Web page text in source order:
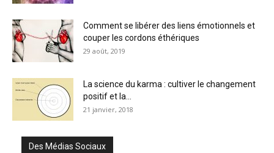
Comment se libérer des liens émotionnels et
couper les cordons éthériques
29 août, 2019
La science du karma : cultiver le changement
positif et la...
21 janvier, 2018
Des Médias Sociaux